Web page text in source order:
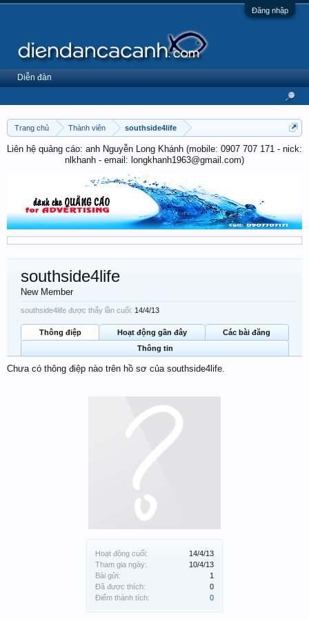
Đăng nhập
Trang chủ Thành viên southside4life
Liên hệ quảng cáo: anh Nguyễn Long Khánh (mobile: 0907 707 171 - nick:
nlkhanh - email: longkhanh1963@gmail.com)
Hoạt động cuối:
14/4/13
Tham gia ngày:
10/4/13
Bài gửi:
1
Đã được thích:
0
Điểm thành tích:
0
southside4life
New Member
southside4life được thấy lần cuối: 14/4/13
Thông điệp Hoạt động gần đây
Các bài đăng
Thông tin
Chưa có thông điệp nào trên hồ sơ của southside4life.
Diễn đàn